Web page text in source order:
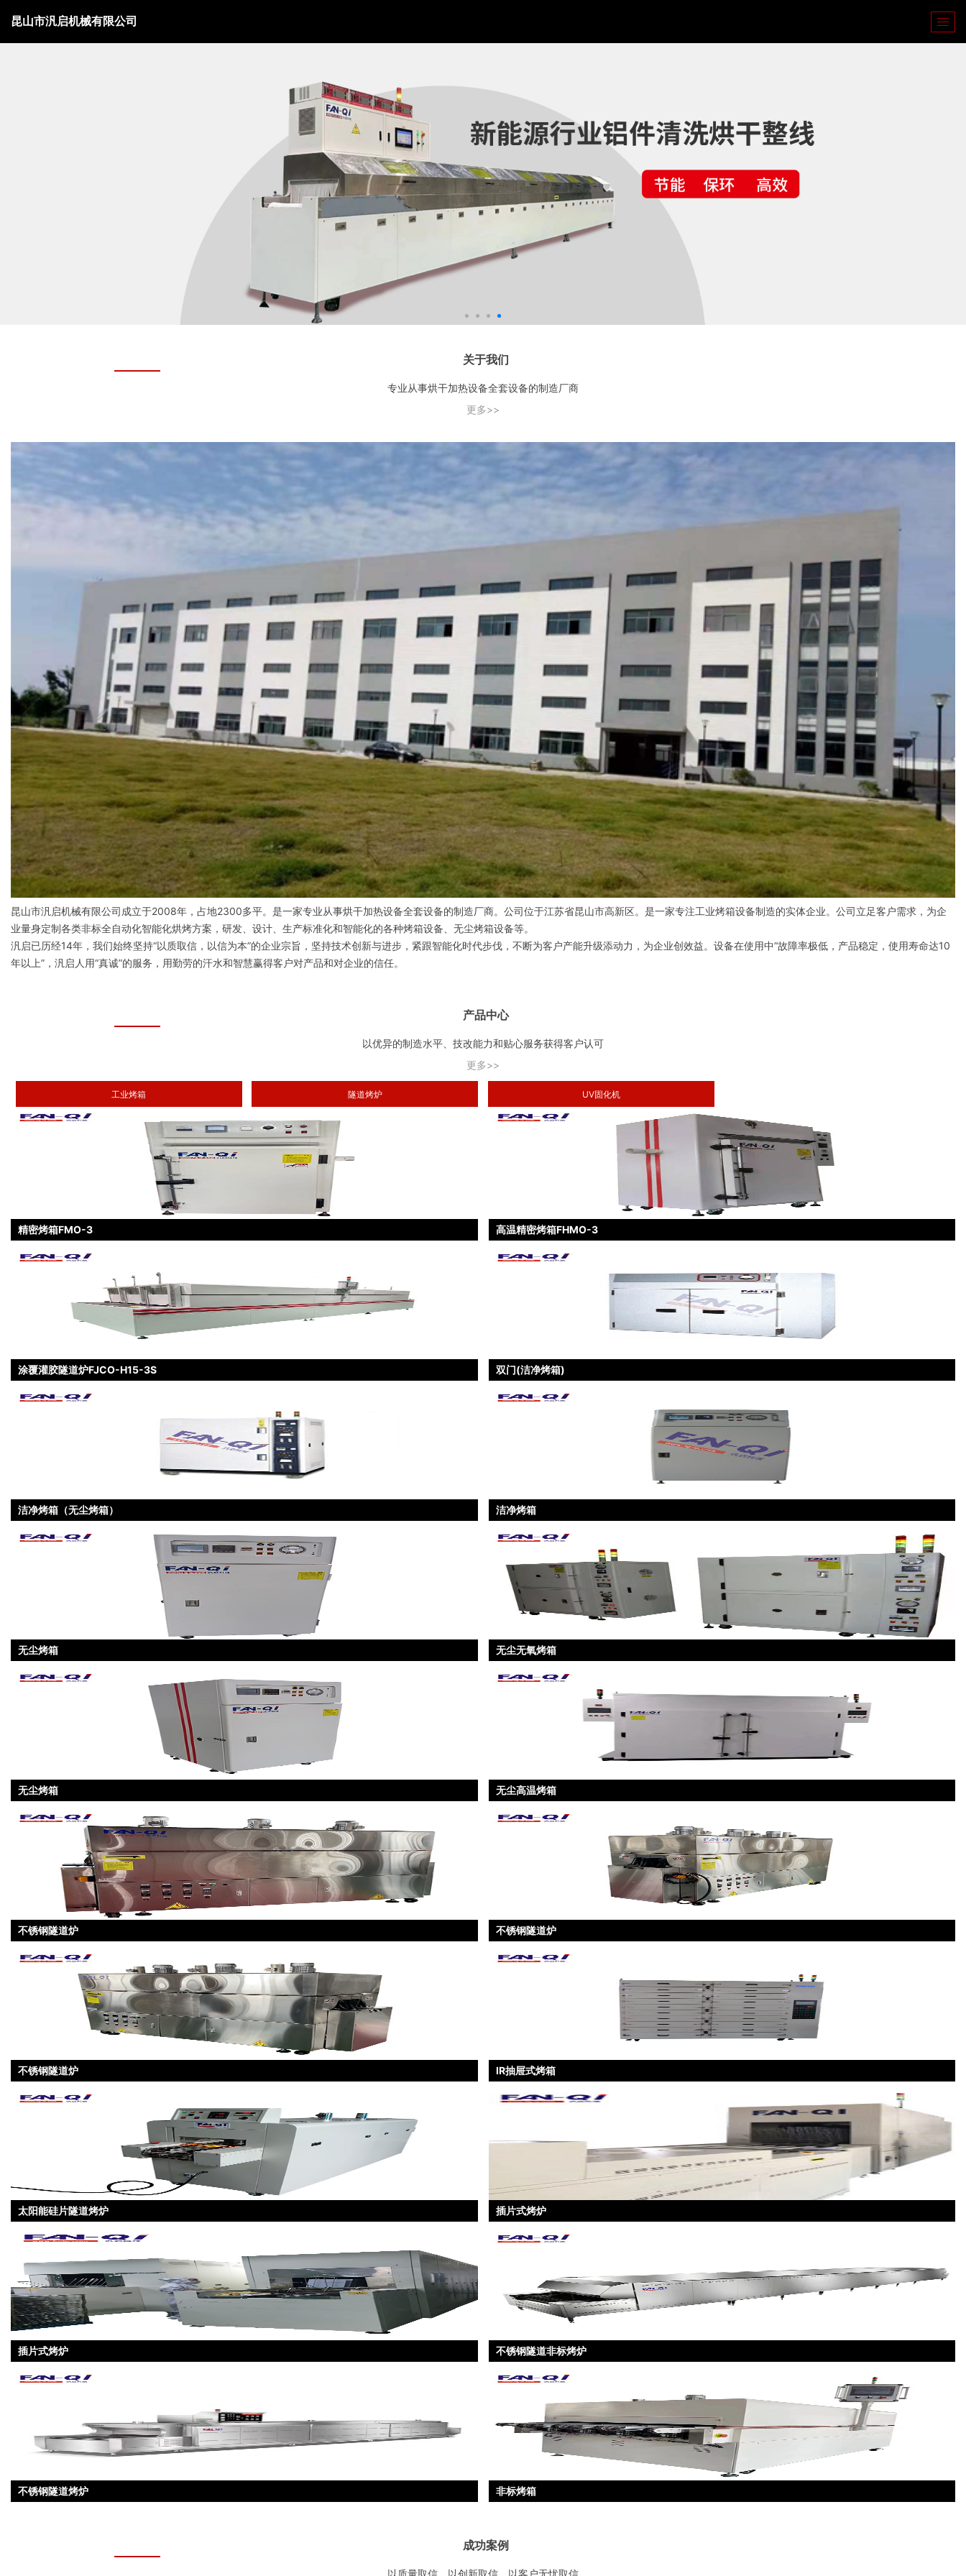
昆山市汎启机械有限公司
关于我们
专业从事烘干加热设备全套设备的制造厂商
更多>>
昆山市汎启机械有限公司成立于2008年，占地2300多平。是一家专业从事烘干加热设备全套设备的制造厂商。公司位于江苏省昆山市高新区。 是一家专注工业烤箱设备制造的实体企业。公司立足客户需求，为企
业量身定制各类非标全自动化智能化烘烤方案，研发、设计、生产标准化和智能化的各种烤箱设备、无尘烤箱设备等。
汎启已历经14年，我们始终坚持“以质取信，以信为本”的企业宗旨，坚持技术创新与进步，紧跟智能化时代步伐，不断为客户产能升级添动力，为企业创效益。设备在使用中“故障率极低，产品稳定，使用寿命达10
年以上”，汎启人用“真诚”的服务，用勤劳的汗水和智慧赢得客户对产品和对企业的信任。
产品中心
以优异的制造水平、技改能力和贴心服务获得客户认可
更多>>
工业烤箱 隧道烤炉 UV固化机
精密烤箱FMO-3 高温精密烤箱FHMO-3
涂覆灌胶隧道炉FJCO-H15-3S 双门(洁净烤箱)
洁净烤箱（无尘烤箱） 洁净烤箱
无尘烤箱 无尘无氧烤箱
无尘烤箱 无尘高温烤箱
不锈钢隧道炉 不锈钢隧道炉
不锈钢隧道炉 IR抽屉式烤箱
太阳能硅片隧道烤炉 插片式烤炉
插片式烤炉 不锈钢隧道非标烤炉
不锈钢隧道烤炉 非标烤箱
成功案例